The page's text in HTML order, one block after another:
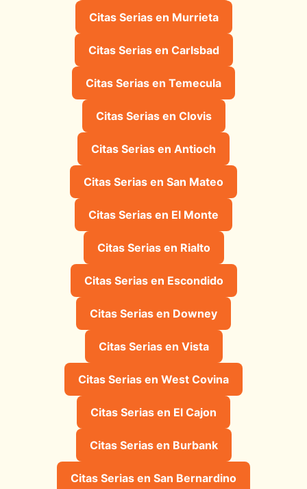
Citas Serias en Murrieta
Citas Serias en Carlsbad
Citas Serias en Temecula
Citas Serias en Clovis
Citas Serias en Antioch
Citas Serias en San Mateo
Citas Serias en El Monte
Citas Serias en Rialto
Citas Serias en Escondido
Citas Serias en Downey
Citas Serias en Vista
Citas Serias en West Covina
Citas Serias en El Cajon
Citas Serias en Burbank
Citas Serias en San Bernardino